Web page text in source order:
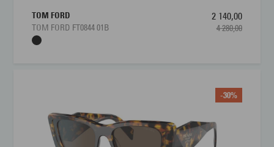
TOM FORD
TOM FORD FT0844 01B
2 140,00
4 280,00
-30%